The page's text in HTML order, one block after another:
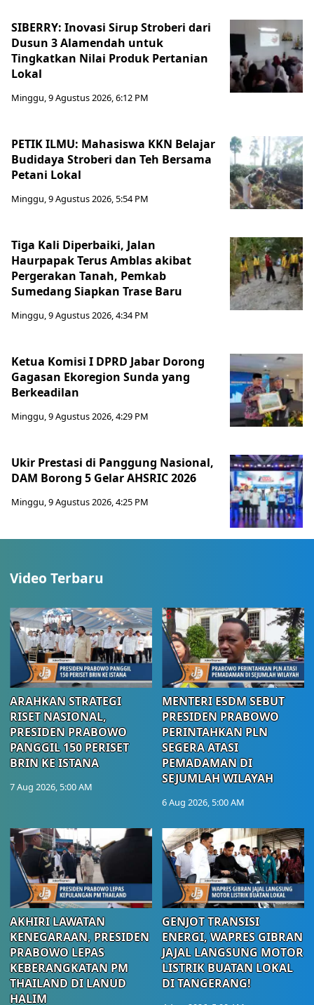
SIBERRY: Inovasi Sirup Stroberi dari
Dusun 3 Alamendah untuk
Tingkatkan Nilai Produk Pertanian
Lokal
Minggu, 9 Agustus 2026, 6:12 PM
PETIK ILMU: Mahasiswa KKN Belajar
Budidaya Stroberi dan Teh Bersama
Petani Lokal
Minggu, 9 Agustus 2026, 5:54 PM
Tiga Kali Diperbaiki, Jalan
Haurpapak Terus Amblas akibat
Pergerakan Tanah, Pemkab
Sumedang Siapkan Trase Baru
Minggu, 9 Agustus 2026, 4:34 PM
Ketua Komisi I DPRD Jabar Dorong
Gagasan Ekoregion Sunda yang
Berkeadilan
Minggu, 9 Agustus 2026, 4:29 PM
Ukir Prestasi di Panggung Nasional,
DAM Borong 5 Gelar AHSRIC 2026
Minggu, 9 Agustus 2026, 4:25 PM
Video Terbaru
ARAHKAN STRATEGI
RISET NASIONAL,
PRESIDEN PRABOWO
PANGGIL 150 PERISET
BRIN KE ISTANA
7 Aug 2026, 5:00 AM
MENTERI ESDM SEBUT
PRESIDEN PRABOWO
PERINTAHKAN PLN
SEGERA ATASI
PEMADAMAN DI
SEJUMLAH WILAYAH
6 Aug 2026, 5:00 AM
AKHIRI LAWATAN
KENEGARAAN, PRESIDEN
PRABOWO LEPAS
KEBERANGKATAN PM
THAILAND DI LANUD
HALIM
GENJOT TRANSISI
ENERGI, WAPRES GIBRAN
JAJAL LANGSUNG MOTOR
LISTRIK BUATAN LOKAL
DI TANGERANG!